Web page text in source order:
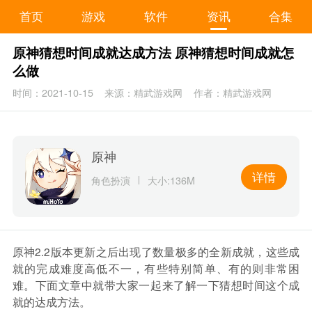
首页 游戏 软件 资讯 合集
原神猜想时间成就达成方法 原神猜想时间成就怎
么做
时间：2021-10-15 来源：精武游戏网 作者：精武游戏网
原神
角色扮演 大小:136M 详情
原神2.2版本更新之后出现了数量极多的全新成就，这些成
就的完成难度高低不一，有些特别简单、有的则非常困
难。下面文章中就带大家一起来了解一下猜想时间这个成
就的达成方法。